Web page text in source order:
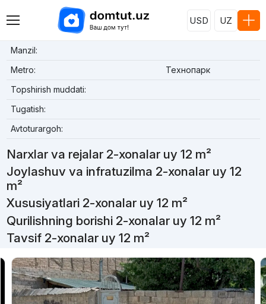
USD UZ
Manzil:
Metro:
Технопарк
Topshirish muddati:
Tugatish:
Avtoturargoh:
Narxlar va rejalar 2-xonalar uy 12 m²
Joylashuv va infratuzilma 2-xonalar uy 12
m²
Xususiyatlari 2-xonalar uy 12 m²
Qurilishning borishi 2-xonalar uy 12 m²
Tavsif 2-xonalar uy 12 m²